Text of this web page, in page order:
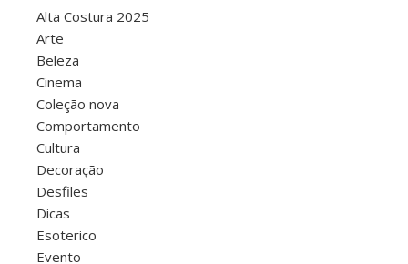
Alta Costura 2025
Arte
Beleza
Cinema
Coleção nova
Comportamento
Cultura
Decoração
Desfiles
Dicas
Esoterico
Evento